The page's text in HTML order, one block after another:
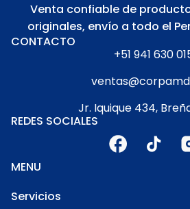
Venta confiable de
originales, envío a todo el
CONTACTO
+51 941 630
Jr. Iquique 434,
REDES SOCIALES
MENU
Servicios